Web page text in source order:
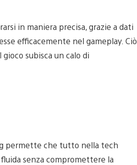
in maniera precisa, grazie a dati
efficacemente nel gameplay. Ciò
subisca un calo di
permette che tutto nella tech
senza compromettere la